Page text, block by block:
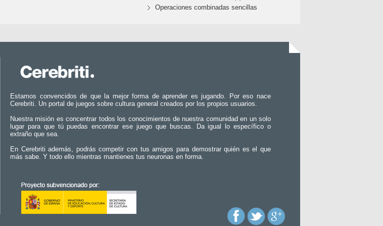
Operaciones combinadas sencillas
Estamos convencidos de que la mejor forma de aprender es jugando. Por eso nace
Cerebriti. Un portal de juegos sobre cultura general creados por los propios usuarios.
Nuestra misión es concentrar todos los conocimientos de nuestra comunidad en un solo
lugar para que tú puedas encontrar ese juego que buscas. Da igual lo específico o
extraño que sea.
En Cerebriti además, podrás competir con tus amigos para demostrar quién es el que
más sabe. Y todo ello mientras mantienes tus neuronas en forma.